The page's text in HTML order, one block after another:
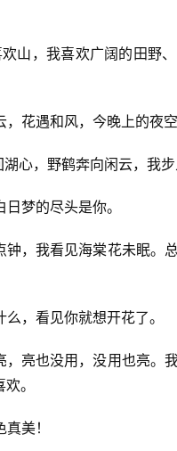
山，我喜欢广阔的田野
，花遇和风，今晚上的夜
湖心，野鹤奔向闲云，我步
梦的尽头是你。
钟，我看见海棠花未眠。
么，看见你就想开花了。
，亮也没用，没用也亮。
。
美！